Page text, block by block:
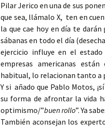
Pilar Jerico en una de sus
que sea, llámalo X, ten en
la que cae hoy en día te
sábanas en todo el día
ejercicio influye en el estado
empresas americanas
habitual, lo relacionan tanto a
Y si añado que Pablo Motos,
su forma de afrontar la vida
optimismo/”buen rollo”. Ya
También aconsejan los